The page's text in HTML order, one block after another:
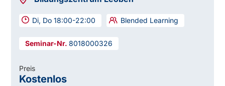
Di, Do 18:00-22:00 Blended Learning
8018000326
Preis
Kostenlos